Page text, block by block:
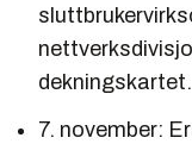
dekningskartet.
7. november: